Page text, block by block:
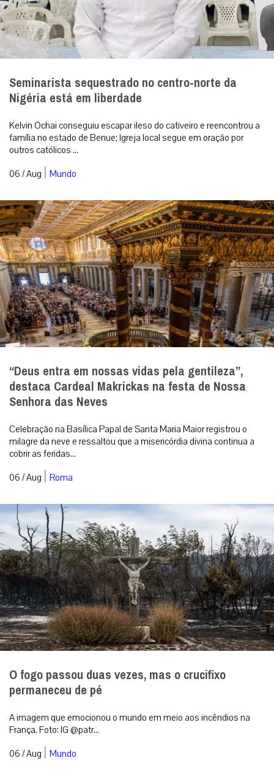
Seminarista sequestrado no centro-norte da
Nigéria está em liberdade
Kelvin Ochai conseguiu escapar ileso do cativeiro e reencontrou a
família no estado de Benue; Igreja local segue em oração por
outros católicos ...
06 / Aug | Mundo
“Deus entra em nossas vidas pela gentileza”,
destaca Cardeal Makrickas na festa de Nossa
Senhora das Neves
Celebração na Basílica Papal de Santa Maria Maior registrou o
milagre da neve e ressaltou que a misericórdia divina continua a
cobrir as feridas...
06 / Aug | Roma
O fogo passou duas vezes, mas o crucifixo
permaneceu de pé
A imagem que emocionou o mundo em meio aos incêndios na
França. Foto: IG @patr...
06 / Aug | Mundo